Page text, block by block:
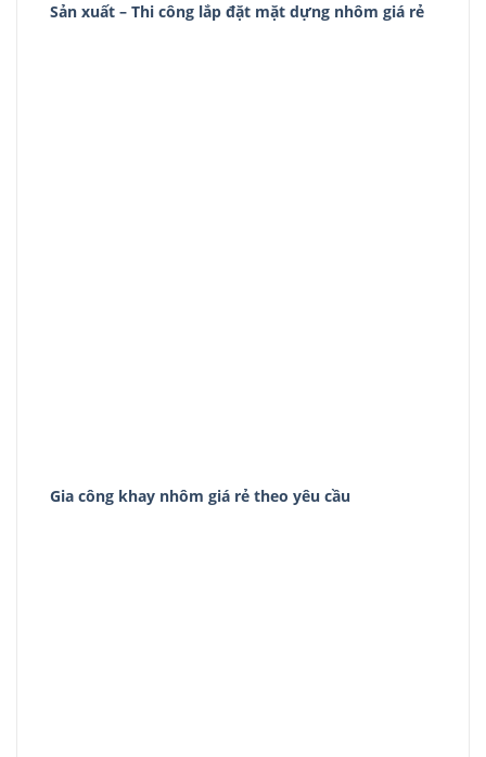
Sản xuất – Thi công lắp đặt mặt dựng nhôm giá rẻ
Gia công khay nhôm giá rẻ theo yêu cầu